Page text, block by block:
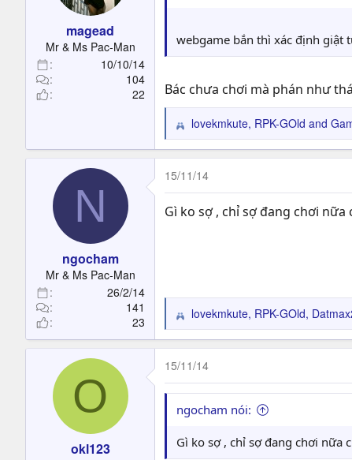
magead
Mr & Ms Pac-Man
10/10/14
104
22
webgame bắn thì xác định giật
Bác chưa chơi mà phán như
R
e
a
c
t
i
o
lovekmkute, RPK-GOld and
N
ngocham
Mr & Ms Pac-Man
26/2/14
141
23
15/11/14
Gì ko sợ , chỉ sợ đang chơi nữa
R
e
a
c
t
i
o
s
lovekmkute, RPK-GOld,
O
okl123
15/11/14
ngocham nói:
Gì ko sợ , chỉ sợ đang chơi nữa